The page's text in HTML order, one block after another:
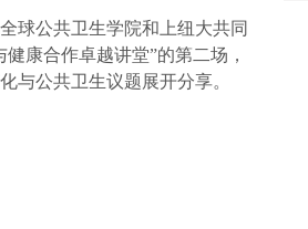
毕业典礼在前滩校园隆重举
地区的524名本科生和164名研
球公共卫生学院和上纽大共同
康合作卓越讲堂”的第二场，
与公共卫生议题展开分享。
际权威期刊《教育社会学》上
问题。
的是一段段不可复制的成长历
自我怀疑；有人以一腔热情入
数学流体力学中的一个核心难
）。